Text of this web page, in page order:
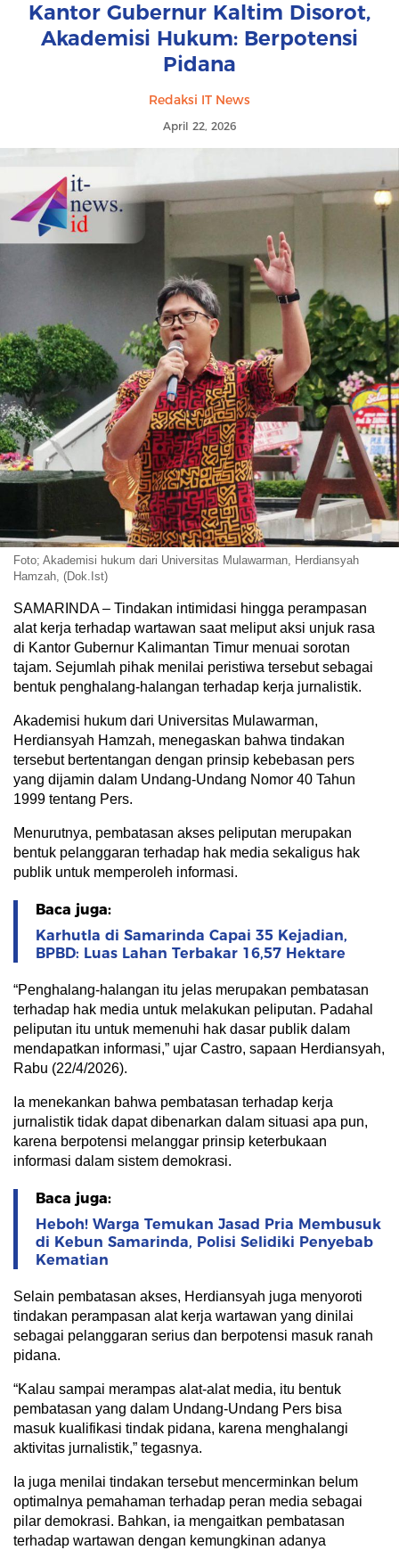
Kantor Gubernur Kaltim Disorot,
Akademisi Hukum: Berpotensi
Pidana
Redaksi IT News
April 22, 2026
Foto; Akademisi hukum dari Universitas Mulawarman, Herdiansyah
Hamzah, (Dok.Ist)
SAMARINDA – Tindakan intimidasi hingga perampasan
alat kerja terhadap wartawan saat meliput aksi unjuk rasa
di Kantor Gubernur Kalimantan Timur menuai sorotan
tajam. Sejumlah pihak menilai peristiwa tersebut sebagai
bentuk penghalang-halangan terhadap kerja jurnalistik.
Akademisi hukum dari Universitas Mulawarman,
Herdiansyah Hamzah, menegaskan bahwa tindakan
tersebut bertentangan dengan prinsip kebebasan pers
yang dijamin dalam Undang-Undang Nomor 40 Tahun
1999 tentang Pers.
Menurutnya, pembatasan akses peliputan merupakan
bentuk pelanggaran terhadap hak media sekaligus hak
publik untuk memperoleh informasi.
Baca juga:
Karhutla di Samarinda Capai 35 Kejadian,
BPBD: Luas Lahan Terbakar 16,57 Hektare
“Penghalang-halangan itu jelas merupakan pembatasan
terhadap hak media untuk melakukan peliputan. Padahal
peliputan itu untuk memenuhi hak dasar publik dalam
mendapatkan informasi,” ujar Castro, sapaan Herdiansyah,
Rabu (22/4/2026).
Ia menekankan bahwa pembatasan terhadap kerja
jurnalistik tidak dapat dibenarkan dalam situasi apa pun,
karena berpotensi melanggar prinsip keterbukaan
informasi dalam sistem demokrasi.
Baca juga:
Heboh! Warga Temukan Jasad Pria Membusuk
di Kebun Samarinda, Polisi Selidiki Penyebab
Kematian
Selain pembatasan akses, Herdiansyah juga menyoroti
tindakan perampasan alat kerja wartawan yang dinilai
sebagai pelanggaran serius dan berpotensi masuk ranah
pidana.
“Kalau sampai merampas alat-alat media, itu bentuk
pembatasan yang dalam Undang-Undang Pers bisa
masuk kualifikasi tindak pidana, karena menghalangi
aktivitas jurnalistik,” tegasnya.
Ia juga menilai tindakan tersebut mencerminkan belum
optimalnya pemahaman terhadap peran media sebagai
pilar demokrasi. Bahkan, ia mengaitkan pembatasan
terhadap wartawan dengan kemungkinan adanya